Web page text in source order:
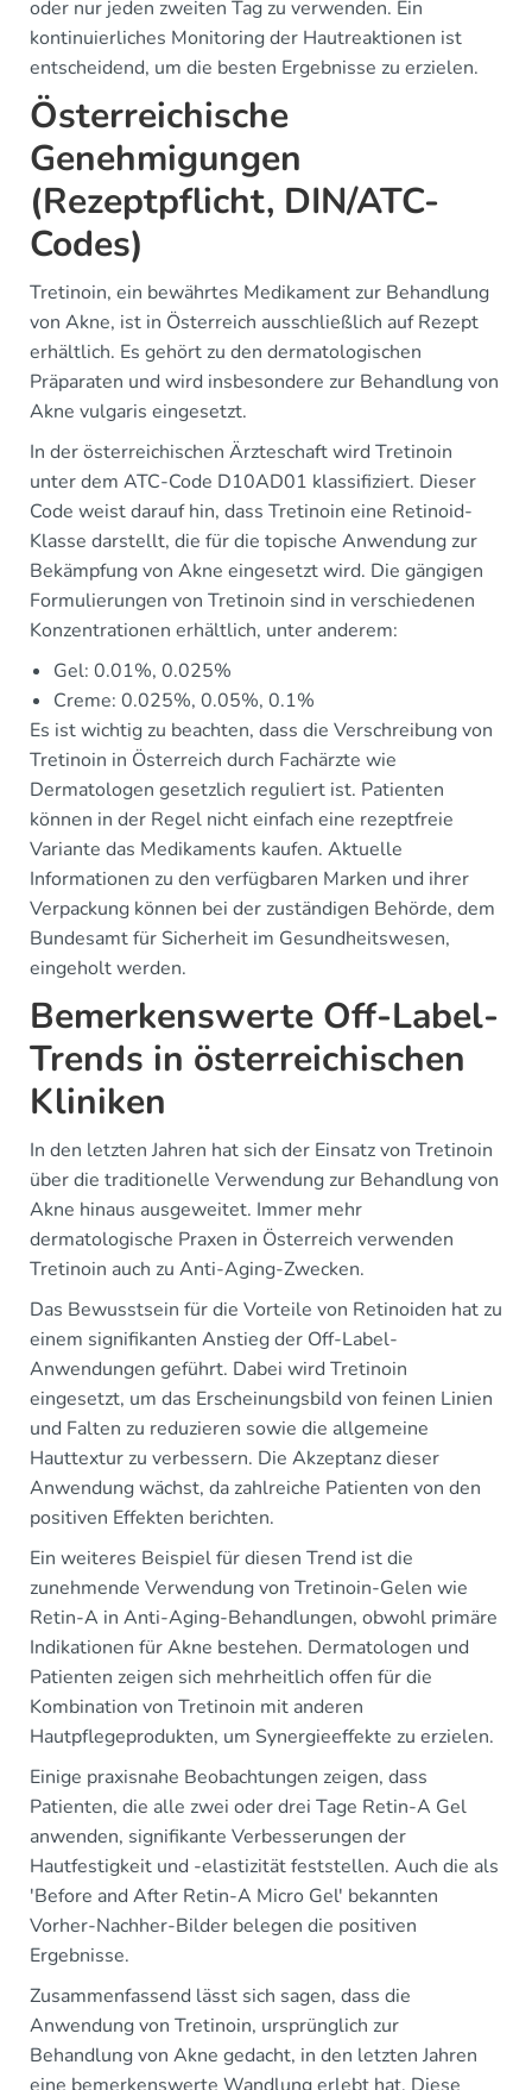
oder nur jeden zweiten Tag zu verwenden. Ein
kontinuierliches Monitoring der Hautreaktionen ist
entscheidend, um die besten Ergebnisse zu erzielen.
Österreichische
Genehmigungen
(Rezeptpflicht, DIN/ATC-
Codes)
Tretinoin, ein bewährtes Medikament zur Behandlung
von Akne, ist in Österreich ausschließlich auf Rezept
erhältlich. Es gehört zu den dermatologischen
Präparaten und wird insbesondere zur Behandlung von
Akne vulgaris eingesetzt.
In der österreichischen Ärzteschaft wird Tretinoin
unter dem ATC-Code D10AD01 klassifiziert. Dieser
Code weist darauf hin, dass Tretinoin eine Retinoid-
Klasse darstellt, die für die topische Anwendung zur
Bekämpfung von Akne eingesetzt wird. Die gängigen
Formulierungen von Tretinoin sind in verschiedenen
Konzentrationen erhältlich, unter anderem:
Gel: 0.01%, 0.025%
Creme: 0.025%, 0.05%, 0.1%
Es ist wichtig zu beachten, dass die Verschreibung von
Tretinoin in Österreich durch Fachärzte wie
Dermatologen gesetzlich reguliert ist. Patienten
können in der Regel nicht einfach eine rezeptfreie
Variante das Medikaments kaufen. Aktuelle
Informationen zu den verfügbaren Marken und ihrer
Verpackung können bei der zuständigen Behörde, dem
Bundesamt für Sicherheit im Gesundheitswesen,
eingeholt werden.
Bemerkenswerte Off-Label-
Trends in österreichischen
Kliniken
In den letzten Jahren hat sich der Einsatz von Tretinoin
über die traditionelle Verwendung zur Behandlung von
Akne hinaus ausgeweitet. Immer mehr
dermatologische Praxen in Österreich verwenden
Tretinoin auch zu Anti-Aging-Zwecken.
Das Bewusstsein für die Vorteile von Retinoiden hat zu
einem signifikanten Anstieg der Off-Label-
Anwendungen geführt. Dabei wird Tretinoin
eingesetzt, um das Erscheinungsbild von feinen Linien
und Falten zu reduzieren sowie die allgemeine
Hauttextur zu verbessern. Die Akzeptanz dieser
Anwendung wächst, da zahlreiche Patienten von den
positiven Effekten berichten.
Ein weiteres Beispiel für diesen Trend ist die
zunehmende Verwendung von Tretinoin-Gelen wie
Retin-A in Anti-Aging-Behandlungen, obwohl primäre
Indikationen für Akne bestehen. Dermatologen und
Patienten zeigen sich mehrheitlich offen für die
Kombination von Tretinoin mit anderen
Hautpflegeprodukten, um Synergieeffekte zu erzielen.
Einige praxisnahe Beobachtungen zeigen, dass
Patienten, die alle zwei oder drei Tage Retin-A Gel
anwenden, signifikante Verbesserungen der
Hautfestigkeit und -elastizität feststellen. Auch die als
'Before and After Retin-A Micro Gel' bekannten
Vorher-Nachher-Bilder belegen die positiven
Ergebnisse.
Zusammenfassend lässt sich sagen, dass die
Anwendung von Tretinoin, ursprünglich zur
Behandlung von Akne gedacht, in den letzten Jahren